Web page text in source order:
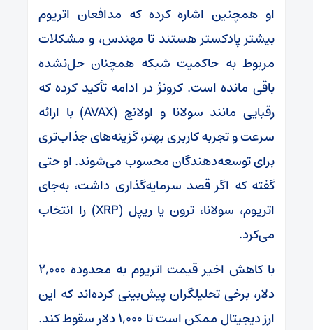
او همچنین اشاره کرده که مدافعان اتریوم
بیشتر پادکستر هستند تا مهندس، و مشکلات
مربوط به حاکمیت شبکه همچنان حل‌نشده
باقی مانده است. کرونژ در ادامه تأکید کرده که
رقبایی مانند سولانا و اولانچ (AVAX) با ارائه
سرعت و تجربه کاربری بهتر، گزینه‌های جذاب‌تری
برای توسعه‌دهندگان محسوب می‌شوند. او حتی
گفته که اگر قصد سرمایه‌گذاری داشت، به‌جای
اتریوم، سولانا، ترون یا ریپل (XRP) را انتخاب
می‌کرد.
با کاهش اخیر قیمت اتریوم به محدوده ۲,۰۰۰
دلار، برخی تحلیلگران پیش‌بینی کرده‌اند که این
ارز دیجیتال ممکن است تا ۱,۰۰۰ دلار سقوط کند.